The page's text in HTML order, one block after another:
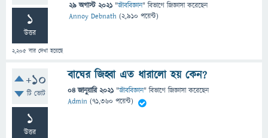
1
উত্তর
2,205 বার দেখা হয়েছে
29 অগাস্ট 2021 "জীববিজ্ঞান" বিভাগে জিজ্ঞাসাকরেছেন
Annoy Debnath (2,910 পয়েন্ট)
+10
টি ভোট
1
উত্তর
বাঘের জিহ্বা এত ধারালো হয় কেন?
04 জানুয়ারি 2021 "জীববিজ্ঞান" বিভাগে জিজ্ঞাসাকরেছেন
Admin (71,360 পয়েন্ট)